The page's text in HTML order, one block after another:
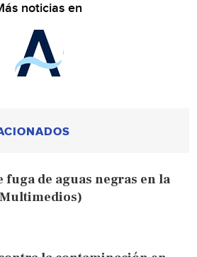
noticias en
fuga de aguas negras en la